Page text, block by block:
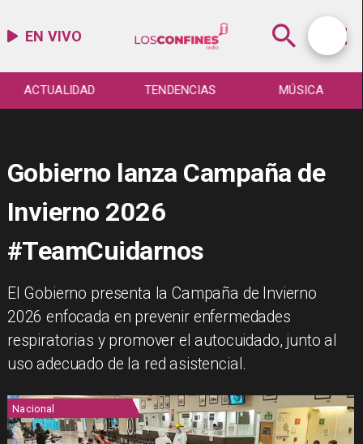
EN VIVO
ACTUALIDAD TENDENCIAS MÚSICA
Gobierno lanza Campaña de
Invierno 2026
#TeamCuidarnos
El Gobierno presenta la Campaña de Invierno
2026 enfocada en prevenir enfermedades
respiratorias y promover el autocuidado, junto al
uso adecuado de la red asistencial.
Nacional